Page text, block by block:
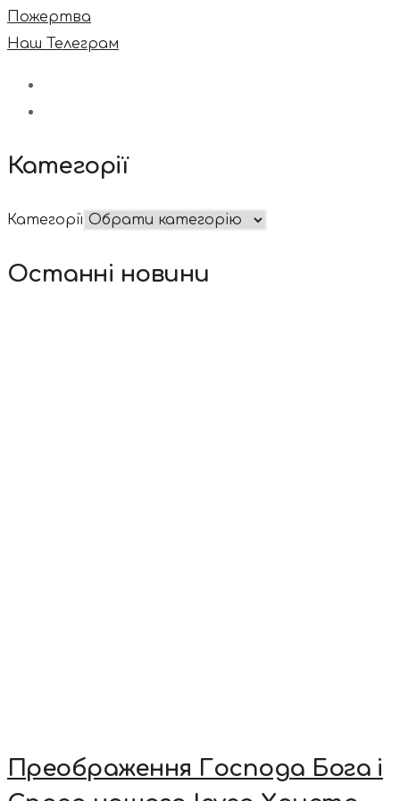
Пожертва
Наш Телеграм
Категорії
Категорії
Останні новини
Преображення Господа Бога і